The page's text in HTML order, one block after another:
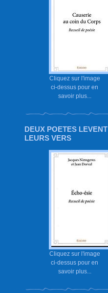
Cliquez sur l'image
ci-dessus pour en
savoir plus...
DEUX POETES LEVENT
LEURS VERS
Cliquez sur l'image
ci-dessus pour en
savoir plus...